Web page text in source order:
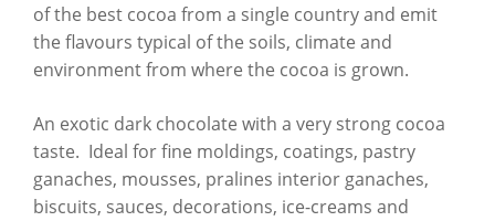
of the best cocoa from a single country and emit
the flavours typical of the soils, climate and
environment from where the cocoa is grown.
An exotic dark chocolate with a very strong cocoa
taste. Ideal for fine moldings, coatings, pastry
ganaches, mousses, pralines interior ganaches,
biscuits, sauces, decorations, ice-creams and